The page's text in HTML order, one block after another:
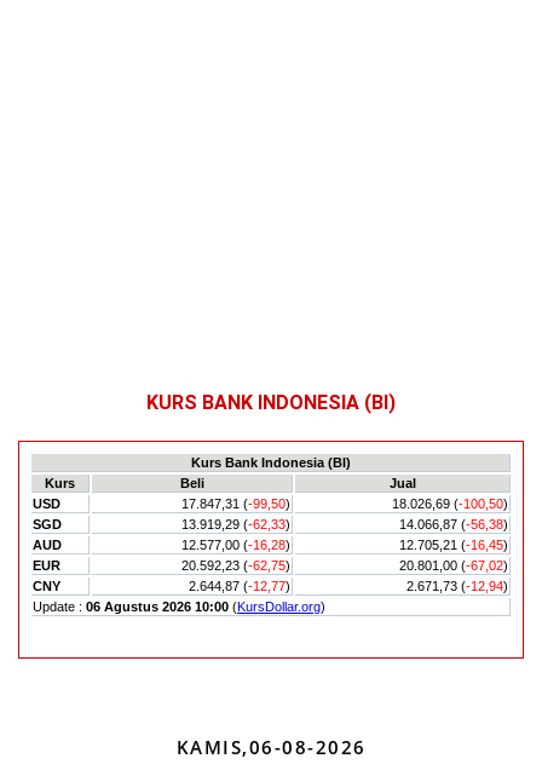
KURS BANK INDONESIA (BI)
KAMIS,06-08-2026